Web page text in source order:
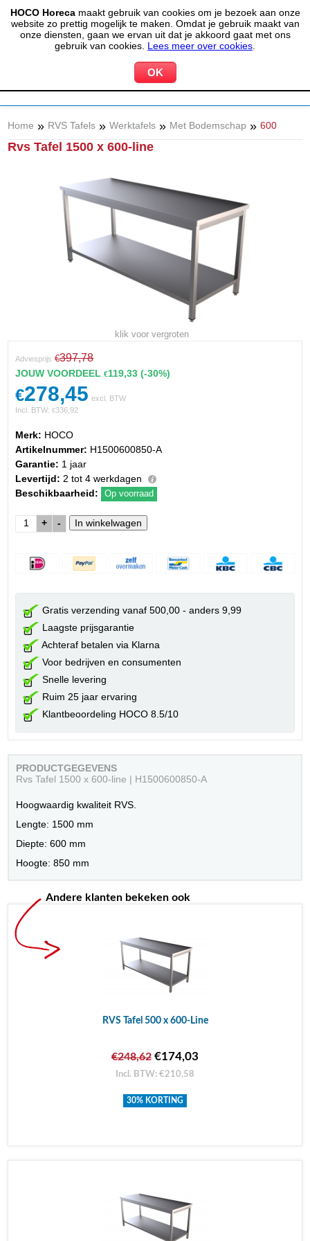
HOCO Horecamaakt gebruik van cookies om je bezoek aan onze
website zo prettig mogelijk te maken. Omdat je gebruik maakt van
onze diensten, gaan we ervan uit dat je akkoord gaat met ons
gebruik van cookies. Lees meer over cookies
(020) 497 6325 info@hocohoreca.nl
MIJN ACCOUNT 0 WINKELWAGEN
Home » RVS Tafels » Werktafels » Met Bodemschap » 600
Rvs Tafel 1500 x 600-line
klik voor vergroten
Adviesprijs €397,78
JOUW VOORDEEL€119,33 (-30%)
€278,45 excl. BTW
Incl. BTW:€336,92
Merk: HOCO
Artikelnummer: H1500600850-A
Garantie: 1 jaar
Levertijd: 2 tot 4 werkdagen
Beschikbaarheid:
Op voorraad
+ -
Gratis verzending vanaf 500,00 - anders 9,99
Laagste prijsgarantie
Achteraf betalen via Klarna
Voor bedrijven en consumenten
Snelle levering
Ruim 25 jaar ervaring
Klantbeoordeling HOCO 8.5/10
PRODUCTGEGEVENS
Rvs Tafel 1500 x 600-line | H1500600850-A
Hoogwaardig kwaliteit RVS.
Lengte: 1500 mm
Diepte: 600 mm
Hoogte: 850 mm
Andere klanten bekeken ook
RVS Tafel 500 x 600-Line
€248,62 €174,03
Incl. BTW: €210,58
30% KORTING